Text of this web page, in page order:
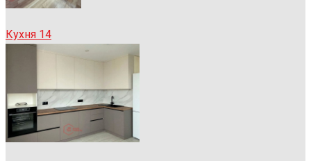
Кухня 14